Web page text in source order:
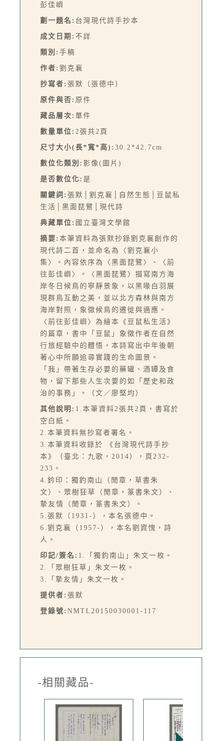
彭佳嶼
劃一題名: 台灣現代詩手抄本
成文日期: 不詳
類別: 手稿
作者: 劉克襄
抄寫者: 張默（張德中）
原件與否: 原件
藏品層次: 單件
數量單位: 2張共2頁
尺寸大小(長*寬*高): 30.2*42.7cm
數位化類別: 影像(圖片)
是否數位化: 是
關鍵詞: 張默│劉克襄│自然生態│豆鼠私
生活│黑面琵鷺│現代詩
典藏單位: 國立臺灣文學館
摘要: 本筆資料為張默抄錄劉克襄創作的
現代詩二首，並命名為〈劉克襄小
集〉。內容依序為〈黑面琵鷺〉、〈前
往彭佳嶼〉。〈黑面琵鷺〉描寫南方海
岸冬日候鳥的寧靜景象，以黑喙白羽展
現群鳥互動之美，並以北方森林與南方
海岸對照，象徵候鳥的遷徙與適應。
〈前往彭佳嶼〉為繪本《豆鼠私生活》
的篇章，書中「豆鼠」象徵作者在自然
行旅經驗中的體悟，本詩寫出中年後朝
著心中所願追尋實踐的生命圖景。
「我」帶著生存必要的藥罐、酒罈及食
物，留下那些人生次要的如「歷史和政
治的事務」。（文／廖堅均）
其他說明: 1.本筆資料2張共2頁，書寫於
空白紙。
2.本筆資料無抄寫者署名。
3.本筆資料收錄於 《台灣現代詩手抄
本》（臺北：九歌，2014），頁232-
233。
4.鈐印：獨釣南山（閒章，草書朱
文）、眾樹狂草（閒章，篆書朱文）、
摯友情（閒章，篆書朱文）。
5.張默（1931-），本名張德中。
6.劉克襄（1957-），本名劉資愧，詩
人。
印記/簽名: 1.「獨釣南山」朱文一枚。
2.「眾樹狂草」朱文一枚。
3.「摯友情」朱文一枚。
提供者: 張默
登錄號: NMTL20150030001-117
-相關藏品-